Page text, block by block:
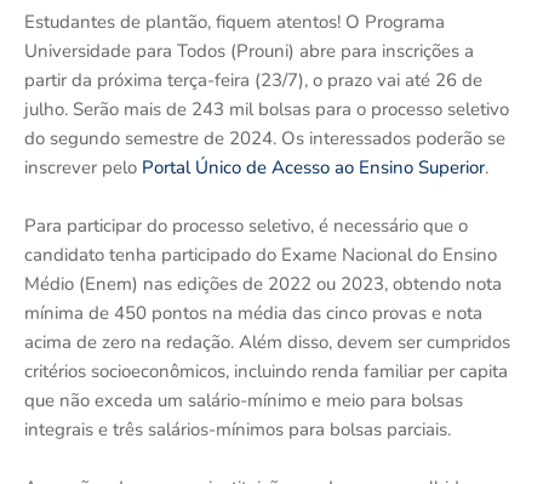
Estudantes de plantão, fiquem atentos! O Programa
Universidade para Todos (Prouni) abre para inscrições a
partir da próxima terça-feira (23/7), o prazo vai até 26 de
julho. Serão mais de 243 mil bolsas para o processo seletivo
do segundo semestre de 2024. Os interessados poderão se
inscrever pelo Portal Único de Acesso ao Ensino Superior.
Para participar do processo seletivo, é necessário que o
candidato tenha participado do Exame Nacional do Ensino
Médio (Enem) nas edições de 2022 ou 2023, obtendo nota
mínima de 450 pontos na média das cinco provas e nota
acima de zero na redação. Além disso, devem ser cumpridos
critérios socioeconômicos, incluindo renda familiar per capita
que não exceda um salário-mínimo e meio para bolsas
integrais e três salários-mínimos para bolsas parciais.